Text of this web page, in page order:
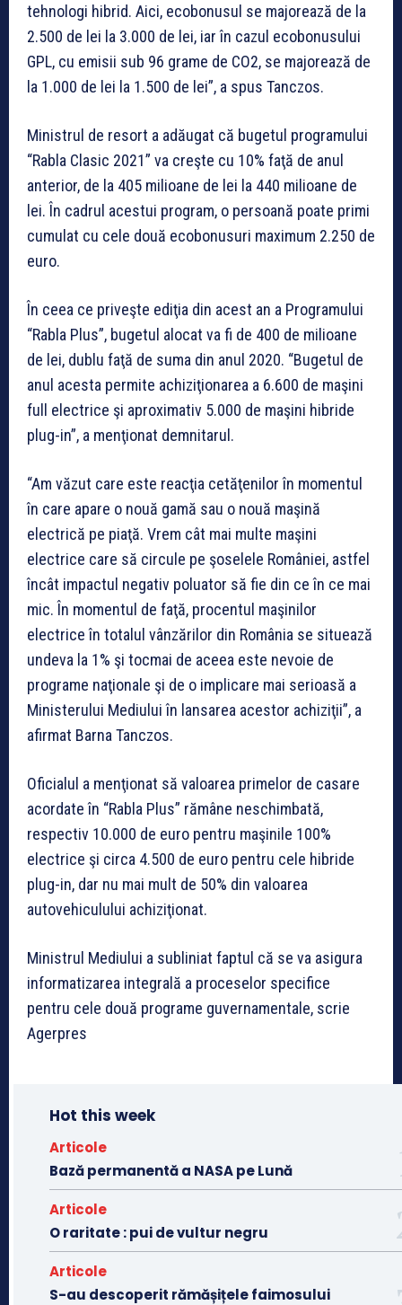
tehnologi hibrid. Aici, ecobonusul se majorează de la
2.500 de lei la 3.000 de lei, iar în cazul ecobonusului
GPL, cu emisii sub 96 grame de CO2, se majorează de
la 1.000 de lei la 1.500 de lei”, a spus Tanczos.
Ministrul de resort a adăugat că bugetul programului
“Rabla Clasic 2021” va creşte cu 10% faţă de anul
anterior, de la 405 milioane de lei la 440 milioane de
lei. În cadrul acestui program, o persoană poate primi
cumulat cu cele două ecobonusuri maximum 2.250 de
euro.
În ceea ce priveşte ediţia din acest an a Programului
“Rabla Plus”, bugetul alocat va fi de 400 de milioane
de lei, dublu faţă de suma din anul 2020. “Bugetul de
anul acesta permite achiziţionarea a 6.600 de maşini
full electrice şi aproximativ 5.000 de maşini hibride
plug-in”, a menţionat demnitarul.
“Am văzut care este reacţia cetăţenilor în momentul
în care apare o nouă gamă sau o nouă maşină
electrică pe piaţă. Vrem cât mai multe maşini
electrice care să circule pe şoselele României, astfel
încât impactul negativ poluator să fie din ce în ce mai
mic. În momentul de faţă, procentul maşinilor
electrice în totalul vânzărilor din România se situează
undeva la 1% şi tocmai de aceea este nevoie de
programe naţionale şi de o implicare mai serioasă a
Ministerului Mediului în lansarea acestor achiziţii”, a
afirmat Barna Tanczos.
Oficialul a menţionat să valoarea primelor de casare
acordate în “Rabla Plus” rămâne neschimbată,
respectiv 10.000 de euro pentru maşinile 100%
electrice şi circa 4.500 de euro pentru cele hibride
plug-in, dar nu mai mult de 50% din valoarea
autovehiculului achiziţionat.
Ministrul Mediului a subliniat faptul că se va asigura
informatizarea integrală a proceselor specifice
pentru cele două programe guvernamentale, scrie
Agerpres
Hot this week
Articole
Bază permanentă a NASA pe Lună
Articole
O raritate : pui de vultur negru
Articole
S-au descoperit rămășițele faimosului